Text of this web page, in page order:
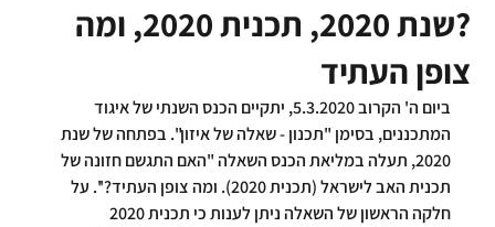
?שנת 2020, תכנית 2020, ומה
צופן העתיד
ביום ה' הקרוב 5.3.2020, יתקיים הכנס השנתי של איגוד
המתכננים, בסימן "תכנון - שאלה של איזון". בפתחה של שנת
2020, תעלה במליאת הכנס השאלה "האם התגשם חזונה של
תכנית האב לישראל (תכנית 2020). ומה צופן העתיד?''. על